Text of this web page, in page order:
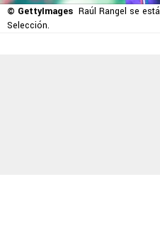
© GettyImages Raúl Rangel se
Selección.